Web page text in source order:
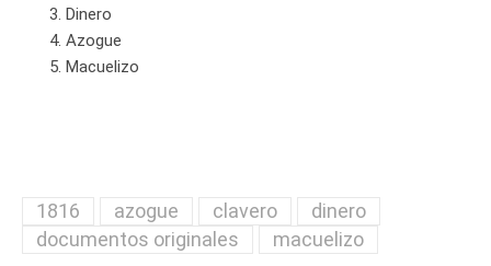
Dinero
Azogue
Macuelizo
1816 azogue clavero
dinero
documentos originales
macuelizo